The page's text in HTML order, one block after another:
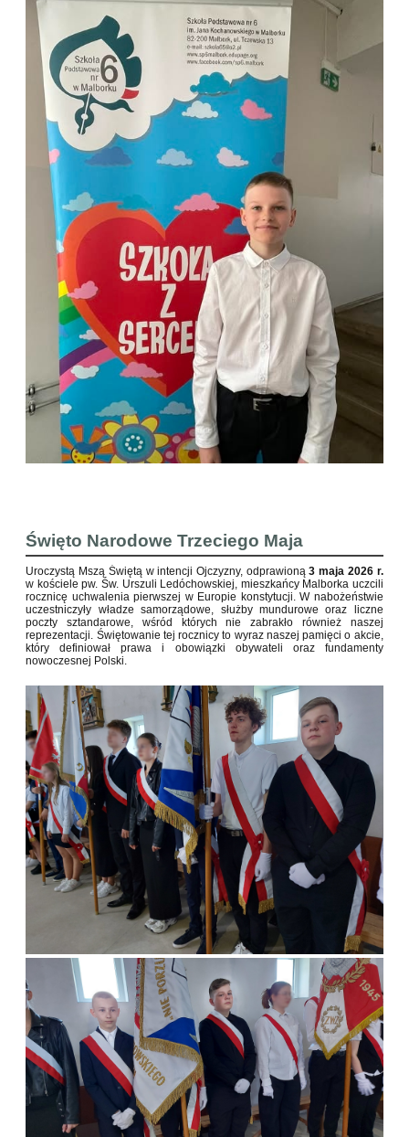
Święto Narodowe Trzeciego Maja
Uroczystą Mszą Świętą w intencji Ojczyzny, odprawioną3 maja 2026 r.
w kościele pw. Św. Urszuli Ledóchowskiej, mieszkańcy Malborka uczcili
rocznicę uchwalenia pierwszej w Europie konstytucji. W nabożeństwie
uczestniczyły władze samorządowe, służby mundurowe oraz liczne
poczty sztandarowe, wśród których nie zabrakło również naszej
reprezentacji. Świętowanie tej rocznicy to wyraz naszej pamięci o akcie,
który definiował prawa i obowiązki obywateli oraz fundamenty
nowoczesnej Polski.